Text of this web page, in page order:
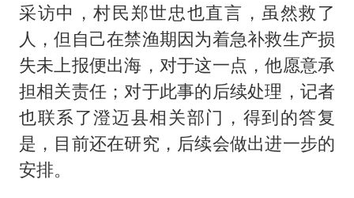
采访中，村民郑世忠也直言，虽然救了
人，但自己在禁渔期因为着急补救生产损
失未上报便出海，对于这一点，他愿意承
担相关责任；对于此事的后续处理，记者
也联系了澄迈县相关部门，得到的答复
是，目前还在研究，后续会做出进一步的
安排。